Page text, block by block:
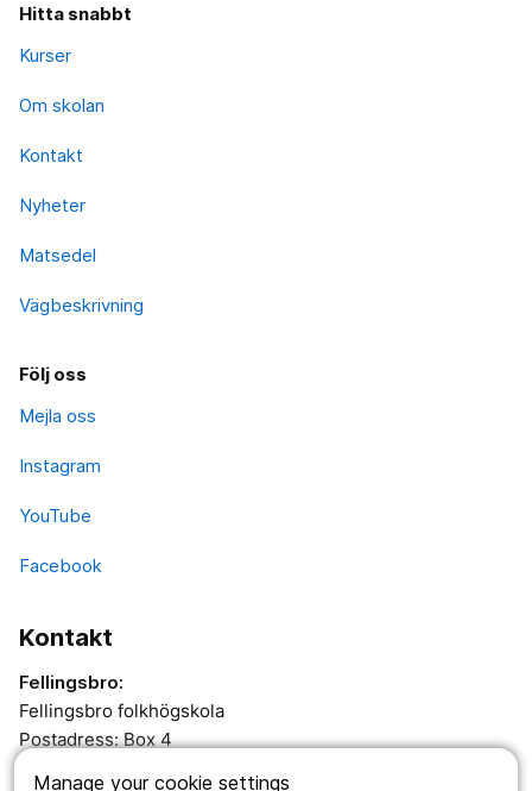
Manage your cookie settings
Hitta snabbt
Kurser
Om skolan
Kontakt
Nyheter
Matsedel
Vägbeskrivning
Följ oss
Mejla oss
Instagram
YouTube
Facebook
Kontakt
Fellingsbro:
Fellingsbro folkhögskola
Postadress: Box 4